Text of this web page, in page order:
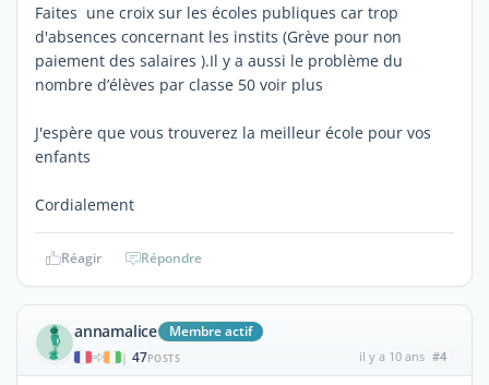
Faites une croix sur les écoles publiques car trop
d'absences concernant les instits (Grève pour non
paiement des salaires ).Il y a aussi le problème du
nombre d’élèves par classe 50 voir plus
J'espère que vous trouverez la meilleur école pour vos
enfants
Cordialement
Réagir Répondre
annamalice Membre actif
| 47POSTS il y a 10 ans #4